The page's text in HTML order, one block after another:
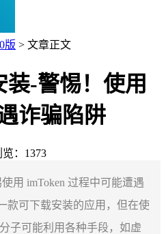
版 > 文章正文
-警惕！使用
诈骗陷阱
览：1373
用 imToken 过程中可能遭遇
款可下载安装的应用，但在使
子可能利用各种手段，如虚